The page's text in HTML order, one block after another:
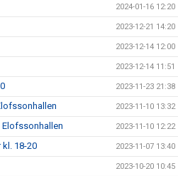
2024-01-16 12:20
2023-12-21 14:20
2023-12-14 12:00
2023-12-14 11:51
2023-11-23 21:38
2023-11-10 13:32
2023-11-10 12:22
18-20 2023-11-07 13:40
2023-10-20 10:45